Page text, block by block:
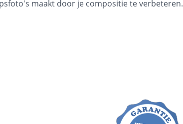
maakt door je compositie te verbeteren.